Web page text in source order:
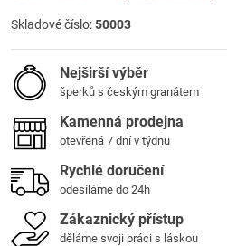
Skladové číslo:50003
Nejširší výběr
šperků s českým granátem
Kamenná prodejna
otevřená 7 dní v týdnu
Rychlé doručení
odesíláme do 24h
Zákaznický přístup
děláme svoji práci s láskou